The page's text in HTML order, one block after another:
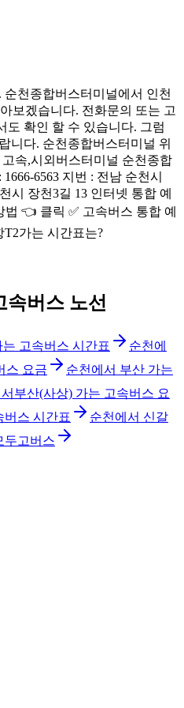
천종합버스터미널에서 인천
보겠습니다. 전화문의 또는 고
도 확인 할 수 있습니다. 그럼
니다. 순천종합버스터미널 위
속,시외버스터미널 순천종합
6563 지번 : 전남 순천시
시 장천3길 13 인터넷 통합 예
👈 클릭 ✅ 고속버스 통합 예
가는 시간표는?
속버스 노선
고속버스 시간표
순천에
스 요금
순천에서 부산 가는
부산(사상) 가는 고속버스 요
버스 시간표
순천에서 신갈
두고버스